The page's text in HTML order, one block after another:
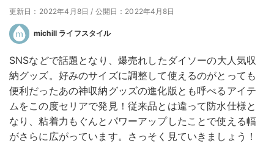
更新日：2022年4月8日 / 公開日：2022年4月8日
michill ライフスタイル
SNSなどで話題となり、爆売れしたダイソーの大人気収
納グッズ。好みのサイズに調整して使えるのがとっても
便利だったあの神収納グッズの進化版とも呼べるアイテ
ムをこの度セリアで発見！従来品とは違って防水仕様と
なり、粘着力もぐんとパワーアップしたことで使える幅
がさらに広がっています。さっそく見ていきましょう！